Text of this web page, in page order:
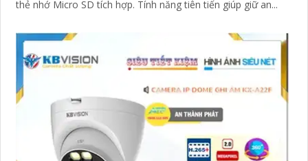
thẻ nhớ Micro SD tích hợp. Tính năng tiên tiến giúp giữ an...